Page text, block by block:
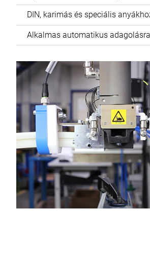
DIN, karimás és speciális
Alkalmas automatikus adagolásra